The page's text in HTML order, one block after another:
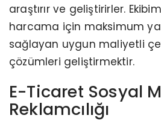
araştırır ve geliştirirler.
harcama için maksimum
sağlayan uygun maliyetli
çözümleri geliştirmektir.
E-Ticaret Sosyal
Reklamcılığı